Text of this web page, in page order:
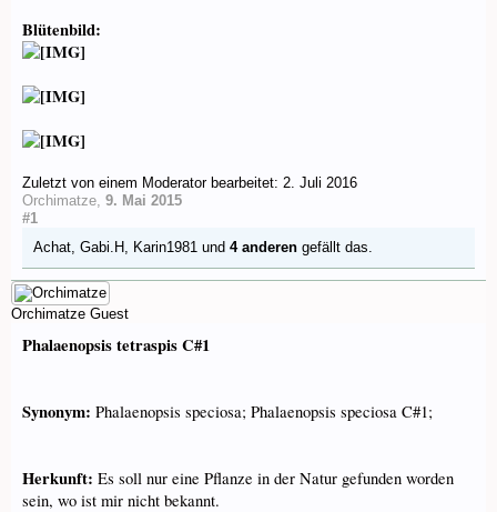
Blütenbild:
Zuletzt von einem Moderator bearbeitet: 2. Juli 2016
Orchimatze, 9. Mai 2015
#1
Achat, Gabi.H, Karin1981 und 4 anderen gefällt das.
Orchimatze Guest
Phalaenopsis tetraspis C#1
Synonym: Phalaenopsis speciosa; Phalaenopsis speciosa C#1;
Herkunft: Es soll nur eine Pflanze in der Natur gefunden worden
sein, wo ist mir nicht bekannt.